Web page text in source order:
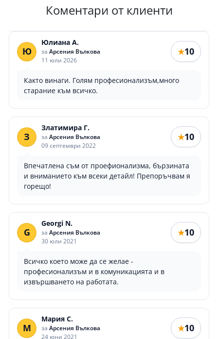
Коментари от клиенти
Ю
Юлиана А.
за Арсения Вълкова
11 юли 2026
★10
Както винаги. Голям професионализъм,много
старание към всичко.
З
Златимира Г.
за Арсения Вълкова
09 септември 2022
★10
Впечатлена съм от проефионализма, бързината
и вниманието към всеки детайл! Препоръчвам я
горещо!
G
Georgi N.
за Арсения Вълкова
30 юли 2021
★10
Всичко което може да се желае -
професионализъм и в комуникацията и в
извършването на работата.
М
Мария С.
за Арсения Вълкова
24 юни 2021
★10